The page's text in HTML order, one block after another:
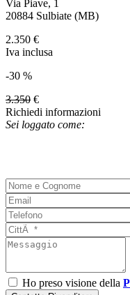
Via Piave, 1
20884 Sulbiate (MB)
2.350 €
Iva inclusa
-30 %
3.350 €
Richiedi informazioni
Sei loggato come:
Ho preso visione della